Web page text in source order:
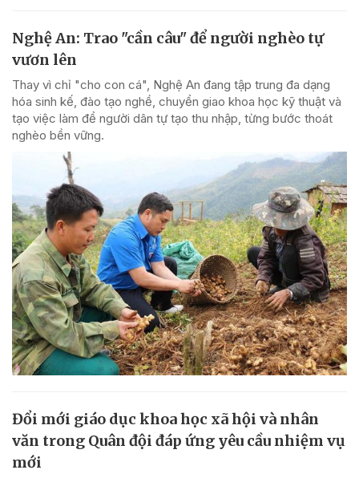
Nghệ An: Trao "cần câu" để người nghèo tự
vươn lên
Thay vì chỉ "cho con cá", Nghệ An đang tập trung đa dạng
hóa sinh kế, đào tạo nghề, chuyển giao khoa học kỹ thuật và
tạo việc làm để người dân tự tạo thu nhập, từng bước thoát
nghèo bền vững.
Đổi mới giáo dục khoa học xã hội và nhân
văn trong Quân đội đáp ứng yêu cầu nhiệm vụ
mới